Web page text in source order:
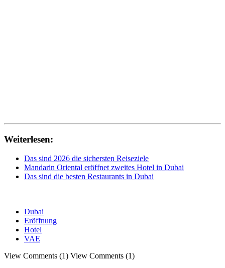
Weiterlesen:
Das sind 2026 die sichersten Reiseziele
Mandarin Oriental eröffnet zweites Hotel in Dubai
Das sind die besten Restaurants in Dubai
Dubai
Eröffnung
Hotel
VAE
View Comments (1) View Comments (1)